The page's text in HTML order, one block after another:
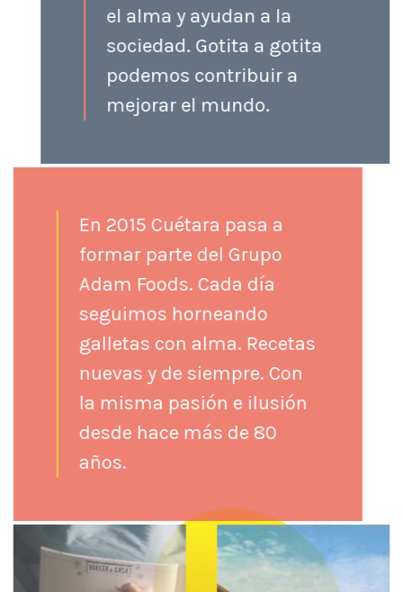
el alma y ayudan a la
sociedad. Gotita a gotita
podemos contribuir a
mejorar el mundo.
En 2015 Cuétara pasa a
formar parte del Grupo
Adam Foods. Cada día
seguimos horneando
galletas con alma. Recetas
nuevas y de siempre. Con
la misma pasión e ilusión
desde hace más de 80
años.